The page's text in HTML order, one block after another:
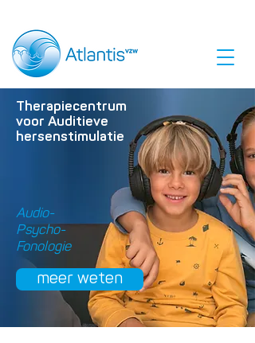
Therapiecentrum
voor Auditieve
hersenstimulatie
Audio-
Psycho-
Fonologie
meer weten